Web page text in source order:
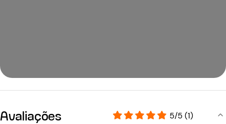
Avaliações
5/5 (1)